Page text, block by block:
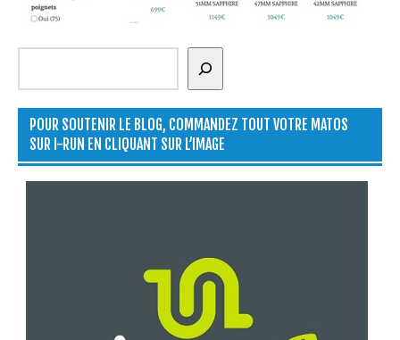
Rechercher
POUR SOUTENIR LE BLOG, COMMANDEZ TOUT VOTRE MATOS
SUR I-RUN EN CLIQUANT SUR L’IMAGE